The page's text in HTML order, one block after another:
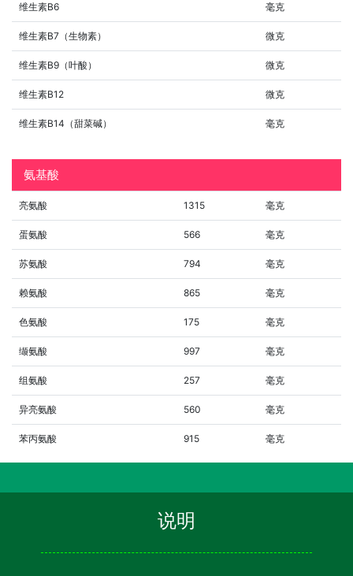
维生素B6 毫克
维生素B7（生物素） 微克
维生素B9（叶酸） 微克
维生素B12 微克
维生素B14（甜菜碱） 毫克
氨基酸
亮氨酸 1315 毫克
蛋氨酸 566 毫克
苏氨酸 794 毫克
赖氨酸 865 毫克
色氨酸 175 毫克
缬氨酸 997 毫克
组氨酸 257 毫克
异亮氨酸 560 毫克
苯丙氨酸 915 毫克
说明